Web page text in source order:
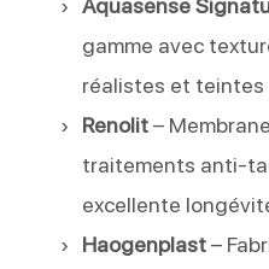
gamme avec
réalistes et teintes
Renolit–
traitements anti-
excellente
Haogenplast–